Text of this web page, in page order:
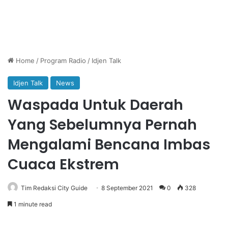
Home / Program Radio / Idjen Talk
Idjen Talk News
Waspada Untuk Daerah
Yang Sebelumnya Pernah
Mengalami Bencana Imbas
Cuaca Ekstrem
Tim Redaksi City Guide 8 September 2021 0 328
1 minute read